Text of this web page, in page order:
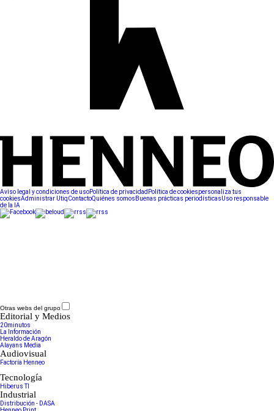
Aviso legal y condiciones de usoPolítica de privacidad Política de cookiespersonaliza tus
cookiesAdministrar UtiqContactoQuiénes somos Buenas prácticas periodísticasUso responsable
de la IA
Otras webs del grupo
Editorial y Medios
20minutos
La Información
Heraldo de Aragón
Alayans Media
Audiovisual
Factoría Henneo
Tecnología
Hiberus TI
Industrial
Distribución - DASA